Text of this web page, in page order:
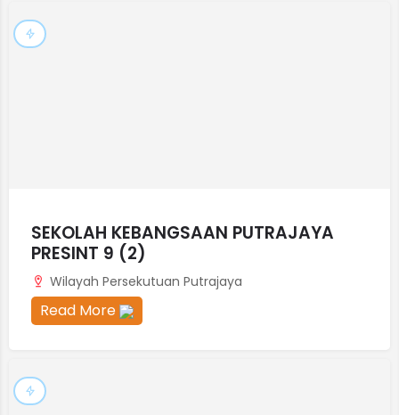
SEKOLAH KEBANGSAAN PUTRAJAYA
PRESINT 9 (2)
Wilayah Persekutuan Putrajaya
Read More